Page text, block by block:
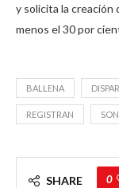
y solicita la creación
menos el 30 por
BALLENA
REGISTRAN
SHARE 0